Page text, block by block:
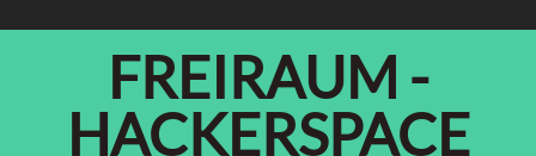
FREIRAUM -
HACKERSPACE